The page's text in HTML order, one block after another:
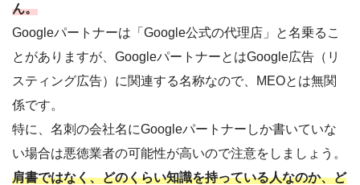
ん。
Googleパートナーは「Google公式の代理店」と名乗るこ
とがありますが、GoogleパートナーとはGoogle広告（リ
スティング広告）に関連する名称なので、MEOとは無関
係です。
特に、名刺の会社名にGoogleパートナーしか書いていな
い場合は悪徳業者の可能性が高いので注意をしましょう。
肩書ではなく、どのくらい知識を持っている人なのか、ど